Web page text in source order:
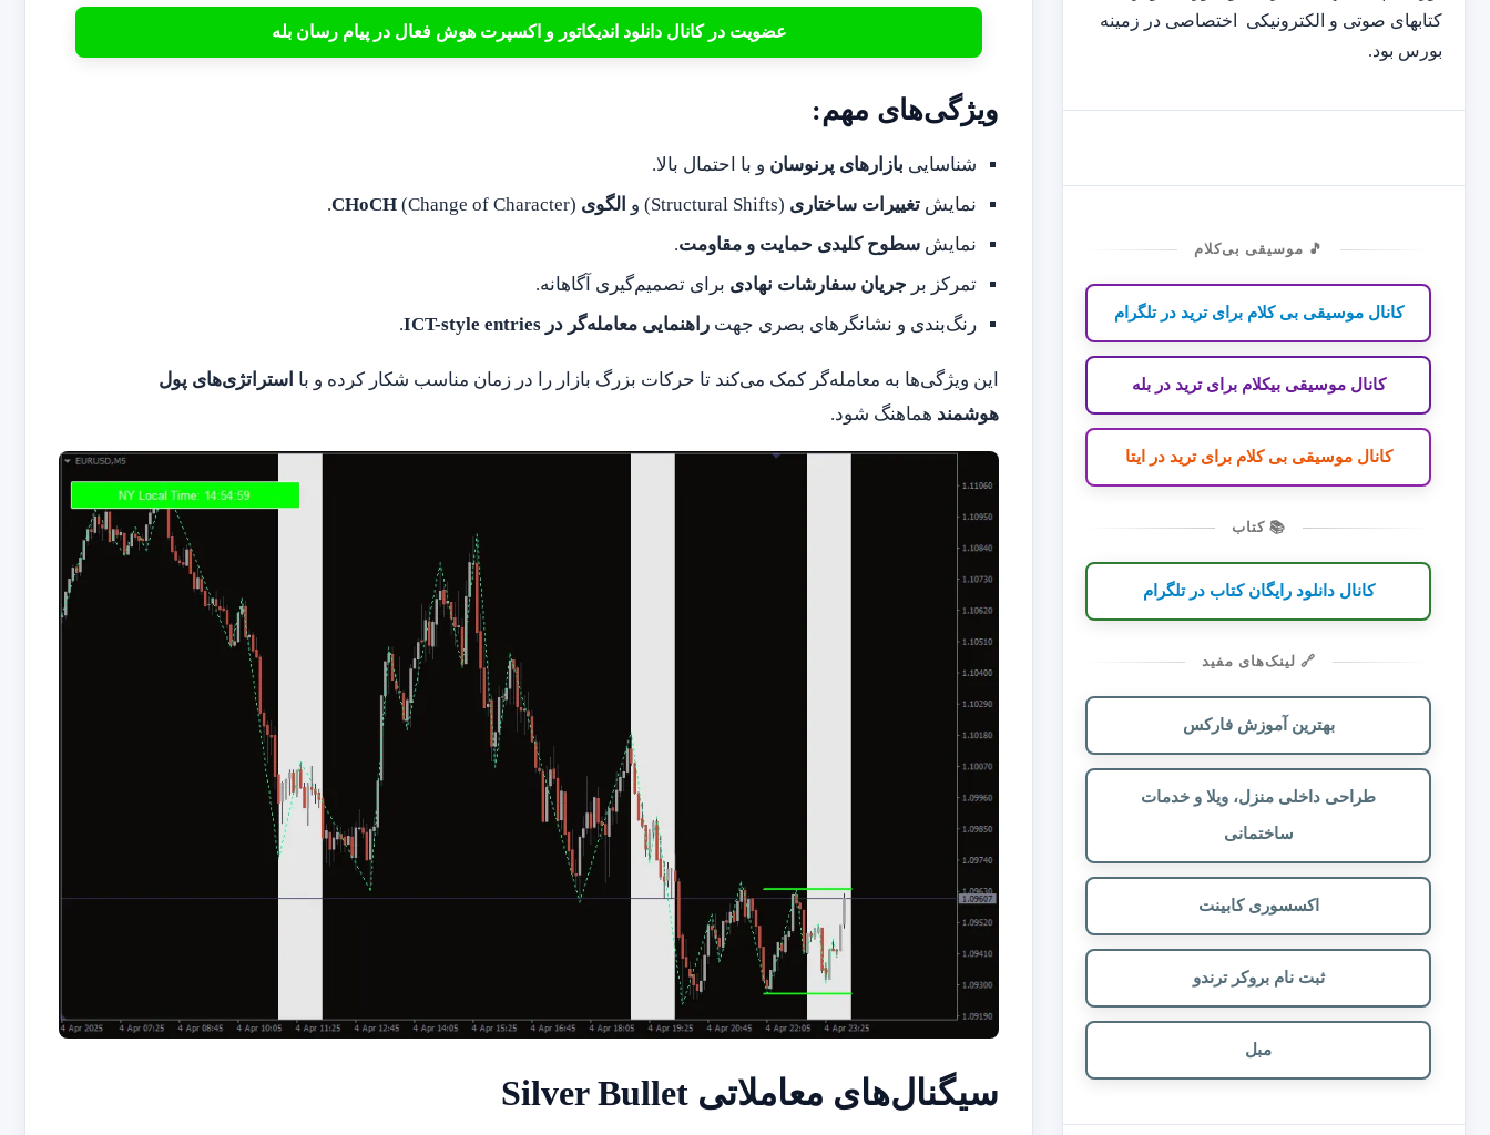
عضویت در کانال دانلود اندیکاتور و اکسپرت هوش فعال در پیام رسان بله
ویژگی‌های مهم:
شناسایی بازارهای پرنوسان و با احتمال بالا.
نمایش تغییرات ساختاری (Structural Shifts) و الگوی CHoCH (Change of Character).
نمایش سطوح کلیدی حمایت و مقاومت.
تمرکز بر جریان سفارشات نهادی برای تصمیم‌گیری آگاهانه.
رنگ‌بندی و نشانگرهای بصری جهت راهنمایی معامله‌گر در ICT-style entries .
این ویژگی‌ها به معامله‌گر کمک می‌کند تا حرکات بزرگ بازار را در زمان مناسب شکار کرده و با استراتژی‌های پول
هوشمند هماهنگ شود.
سیگنال‌های معاملاتی Silver Bullet
کتابهای صوتی و الکترونیکی اختصاصی در زمینه
بورس بود.
🎵 موسیقی بی‌کلام
کانال موسیقی بی کلام برای ترید در تلگرام
کانال موسیقی بیکلام برای ترید در بله
کانال موسیقی بی کلام برای ترید در ایتا
📚 کتاب
کانال دانلود رایگان کتاب در تلگرام
🔗 لینک‌های مفید
بهترین آموزش فارکس
طراحی داخلی منزل، ویلا و خدمات
ساختمانی
اکسسوری کابینت
ثبت نام بروکر ترندو
مبل